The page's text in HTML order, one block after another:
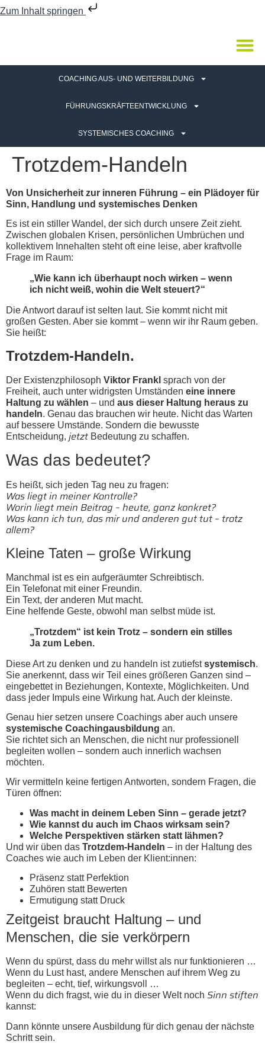
Zum Inhalt springen
COACHING AUS- UND WEITERBILDUNG
FÜHRUNGSKRÄFTEENTWICKLUNG
SYSTEMISCHES COACHING
Trotzdem-Handeln
Von Unsicherheit zur inneren Führung – ein Plädoyer für
Sinn, Handlung und systemisches Denken
Es ist ein stiller Wandel, der sich durch unsere Zeit zieht.
Zwischen globalen Krisen, persönlichen Umbrüchen und
kollektivem Innehalten steht oft eine leise, aber kraftvolle
Frage im Raum:
„Wie kann ich überhaupt noch wirken – wenn
ich nicht weiß, wohin die Welt steuert?“
Die Antwort darauf ist selten laut. Sie kommt nicht mit
großen Gesten. Aber sie kommt – wenn wir ihr Raum geben.
Sie heißt:
Trotzdem-Handeln.
Der Existenzphilosoph Viktor Frankl sprach von der
Freiheit, auch unter widrigsten Umständen eine innere
Haltung zu wählen – und aus dieser Haltung heraus zu
handeln. Genau das brauchen wir heute. Nicht das Warten
auf bessere Umstände. Sondern die bewusste
Entscheidung, jetzt Bedeutung zu schaffen.
Was das bedeutet?
Es heißt, sich jeden Tag neu zu fragen:
Was liegt in meiner Kontrolle?
Worin liegt mein Beitrag – heute, ganz konkret?
Was kann ich tun, das mir und anderen gut tut – trotz
allem?
Kleine Taten – große Wirkung
Manchmal ist es ein aufgeräumter Schreibtisch.
Ein Telefonat mit einer Freundin.
Ein Text, der anderen Mut macht.
Eine helfende Geste, obwohl man selbst müde ist.
„Trotzdem“ ist kein Trotz – sondern ein stilles
Ja zum Leben.
Diese Art zu denken und zu handeln ist zutiefstsystemisch.
Sie anerkennt, dass wir Teil eines größeren Ganzen sind –
eingebettet in Beziehungen, Kontexte, Möglichkeiten. Und
dass jeder Impuls eine Wirkung hat. Auch der kleinste.
Genau hier setzen unsere Coachings aber auch unsere
systemische Coachingausbildung an.
Sie richtet sich an Menschen, die nicht nur professionell
begleiten wollen – sondern auch innerlich wachsen
möchten.
Wir vermitteln keine fertigen Antworten, sondern Fragen, die
Türen öffnen:
Was macht in deinem Leben Sinn – gerade jetzt?
Wie kannst du auch im Chaos wirksam sein?
Welche Perspektiven stärken statt lähmen?
Und wir üben das Trotzdem-Handeln – in der Haltung des
Coaches wie auch im Leben der Klient:innen:
Präsenz statt Perfektion
Zuhören statt Bewerten
Ermutigung statt Druck
Zeitgeist braucht Haltung – und
Menschen, die sie verkörpern
Wenn du spürst, dass du mehr willst als nur funktionieren …
Wenn du Lust hast, andere Menschen auf ihrem Weg zu
begleiten – echt, tief, wirkungsvoll …
Wenn du dich fragst, wie du in dieser Welt noch Sinn stiften
kannst:
Dann könnte unsere Ausbildung für dich genau der nächste
Schritt sein.